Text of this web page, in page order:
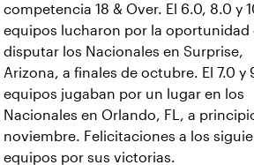
competencia 18 & Over. El 6.0, 8.0 y
equipos lucharon por la oportunidad
disputar los Nacionales en Surprise,
Arizona, a finales de octubre. El 7.0 y
equipos jugaban por un lugar en los
Nacionales en Orlando, FL, a
noviembre. Felicitaciones a los
equipos por sus victorias.